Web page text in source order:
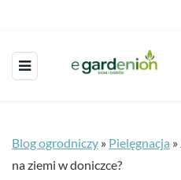
Blog ogrodniczy » Pielęgnacja »
na ziemi w doniczce?